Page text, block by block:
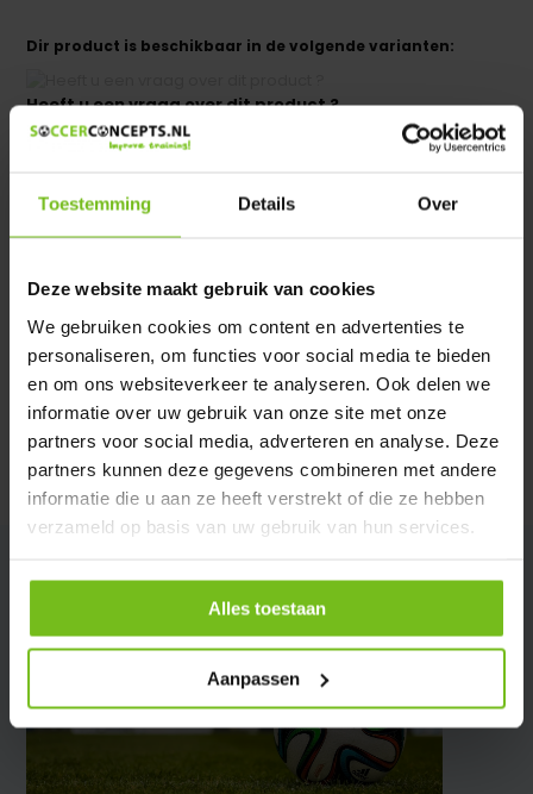
Toestemming Details Over
Deze website maakt gebruik van cookies
We gebruiken cookies om content en advertenties te
personaliseren, om functies voor social media te bieden
en om ons websiteverkeer te analyseren. Ook delen we
informatie over uw gebruik van onze site met onze
partners voor social media, adverteren en analyse. Deze
partners kunnen deze gegevens combineren met andere
informatie die u aan ze heeft verstrekt of die ze hebben
verzameld op basis van uw gebruik van hun services.
Alles toestaan
Aanpassen
Dir product is beschikbaar in de volgende varianten:
Heeft u een vraag over dit product ?
We helpen u graag met meer informatie
Spécifications
Évaluations
Partager